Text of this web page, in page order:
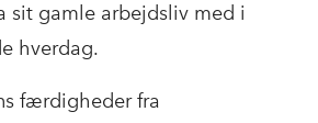
sit gamle arbejdsliv med i
hverdag.
færdigheder fra